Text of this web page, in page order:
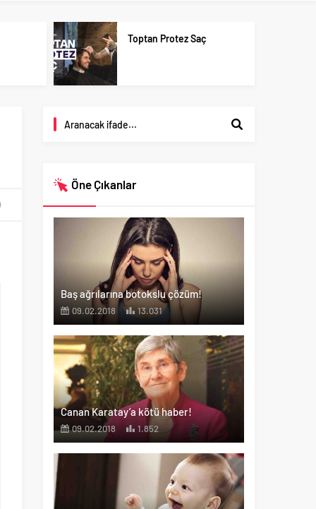
Toptan Protez Saç
Öne Çıkanlar
Baş ağrılarına botokslu çözüm!
09.02.2018 13.031
Canan Karatay’a kötü haber!
09.02.2018 1.852